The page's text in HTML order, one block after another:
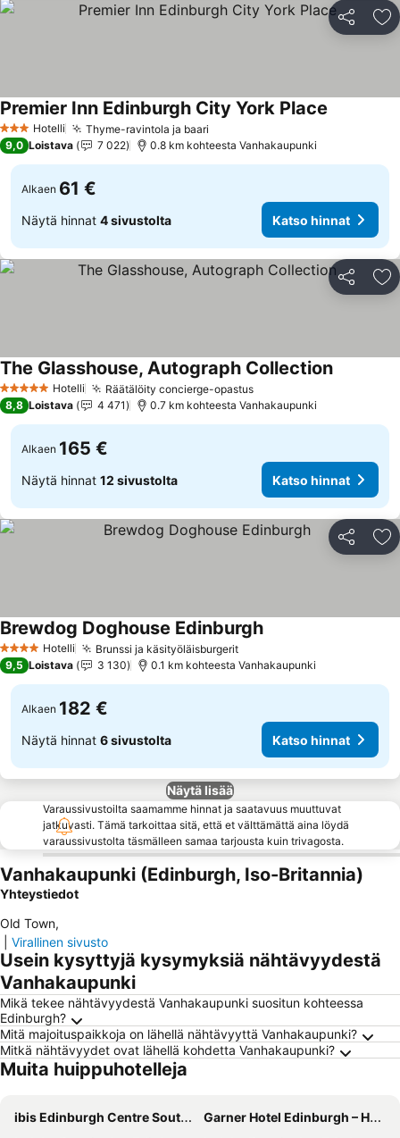
Jaa
3 Tähtiluokitus
Hotelli Thyme-ravintola ja baari
Premier Inn Edinburgh City York Place
9,0 Loistava 7 022 0.8 km kohteesta Vanhakaupunki
Alkaen 61 €
Näytä hinnat 4 sivustolta Katso hinnat
Jaa
5 Tähtiluokitus
Hotelli Räätälöity concierge-opastus
The Glasshouse, Autograph Collection
8,8 Loistava 4 471 0.7 km kohteesta Vanhakaupunki
Alkaen 165 €
Näytä hinnat 12 sivustolta Katso hinnat
Jaa
4 Tähtiluokitus
Hotelli Brunssi ja käsityöläisburgerit
Brewdog Doghouse Edinburgh
9,5 Loistava 3 130 0.1 km kohteesta Vanhakaupunki
Alkaen 182 €
Näytä hinnat 6 sivustolta Katso hinnat
Näytä lisää
Varaussivustoilta saamamme hinnat ja saatavuus muuttuvat
jatkuvasti. Tämä tarkoittaa sitä, että et välttämättä aina löydä
varaussivustolta täsmälleen samaa tarjousta kuin trivagosta.
Vanhakaupunki (Edinburgh, Iso-Britannia)
Yhteystiedot
Old Town,
Virallinen sivusto
Usein kysyttyjä kysymyksiä nähtävyydestä
Vanhakaupunki
Mikä tekee nähtävyydestä Vanhakaupunki suositun kohteessa
Edinburgh?
Mitä majoituspaikkoja on lähellä nähtävyyttä Vanhakaupunki?
Mitkä nähtävyydet ovat lähellä kohdetta Vanhakaupunki?
Muita huippuhotelleja
ibis Edinburgh Centre South Bridge - Royal Mile
Garner Hotel Edinburgh – Haymarket